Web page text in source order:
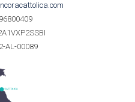
AL-00089